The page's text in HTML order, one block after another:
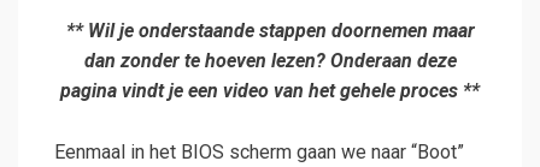
** Wil je onderstaande stappen doornemen maar
dan zonder te hoeven lezen? Onderaan deze
pagina vindt je een video van het gehele proces **
Eenmaal in het BIOS scherm gaan we naar “Boot”